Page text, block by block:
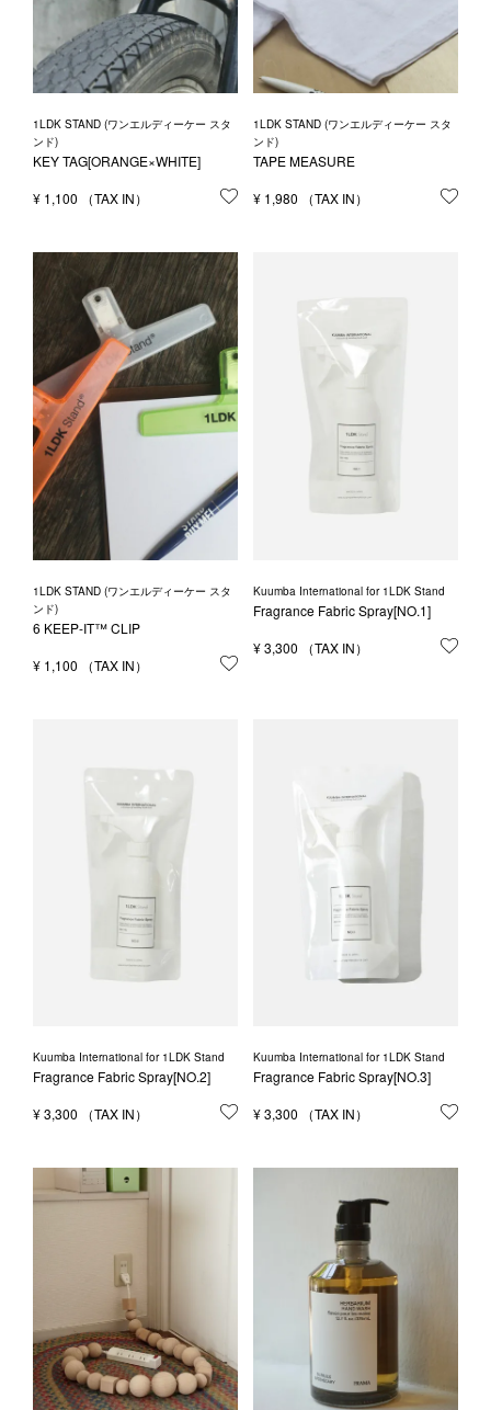
1LDK STAND (ワンエルディーケー スタ
ンド)
KEY TAG[ORANGE×WHITE]
¥ 1,100 お気に入りに登録する
1LDK STAND (ワンエルディーケー スタ
ンド)
TAPE MEASURE
¥ 1,980
1LDK STAND (ワンエルディーケー スタ
ンド)
6 KEEP-IT™ CLIP
¥ 1,100
Kuumba International for 1LDK Stand
Fragrance Fabric Spray[NO.1]
¥3,300
Kuumba International for 1LDK Stand
Fragrance Fabric Spray[NO.2]
¥3,300 お気に入りに登録する
Kuumba International for 1LDK Stand
Fragrance Fabric Spray[NO.3]
¥3,300